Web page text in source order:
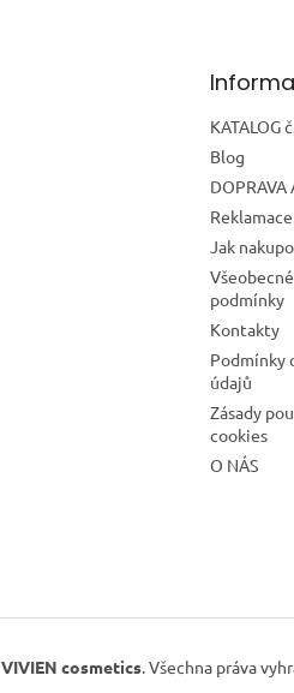
KATALOG
Blog
DOPRAVA
Jak
podmínky
Kontakty
Podmínky
údajů
Zásady
cookies
O NÁS
VIVIEN cosmetics. Všechna práva